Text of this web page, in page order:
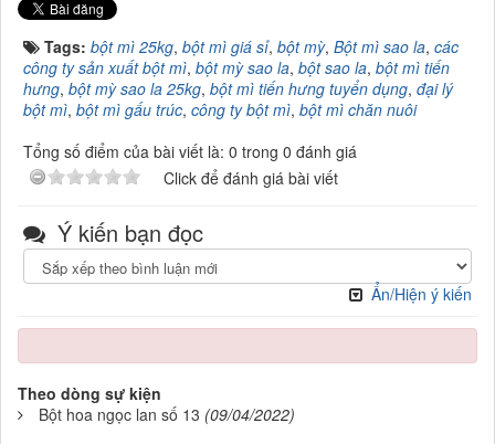
Tags: bột mì 25kg, bột mì giá sỉ, bột mỳ, Bột mì sao la, các
công ty sản xuất bột mì, bột mỳ sao la, bột sao la, bột mì tiến
hưng, bột mỳ sao la 25kg, bột mì tiến hưng tuyển dụng, đại lý
bột mì, bột mì gấu trúc, công ty bột mì, bột mì chăn nuôi
Tổng số điểm của bài viết là: 0 trong 0 đánh giá
Click để đánh giá bài viết
Ý kiến bạn đọc
Ẩn/Hiện ý kiến
Theo dòng sự kiện
Bột hoa ngọc lan số 13 (09/04/2022)